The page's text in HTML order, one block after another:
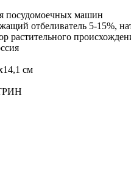
посудомоечных машин
отбеливатель 5-15%,
растительного
см